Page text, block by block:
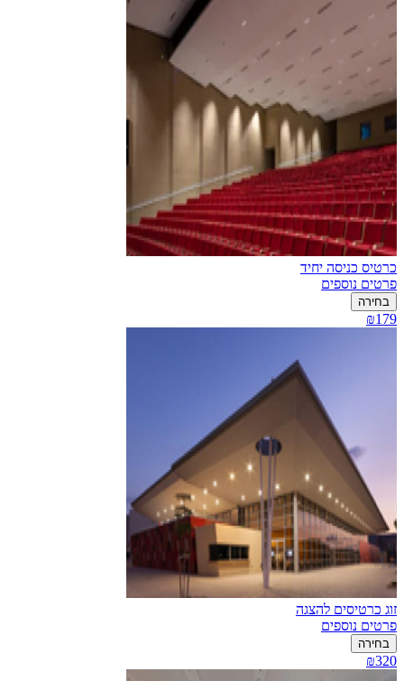
כרטיס כניסה יחיד
פרטים נוספים
בחירה
₪179
זוג כרטיסים להצגה
פרטים נוספים
בחירה
₪320